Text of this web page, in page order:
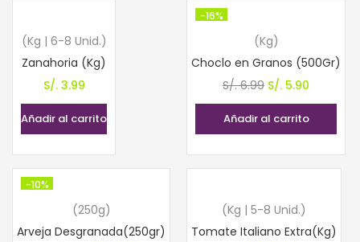
(Kg | 6-8 Unid.)
Zanahoria (Kg)
S/.3.99
Añadir al carrito
-16%
(Kg)
Choclo en Granos (500Gr)
S/.6.99 El
precio
original
S/. 6.99.
S/. 5.90
precio
S/. 5.90.
Añadir al carrito
-10%
(250g)
Arveja Desgranada(250gr)
(Kg | 5-8 Unid.)
Tomate Italiano Extra(Kg)